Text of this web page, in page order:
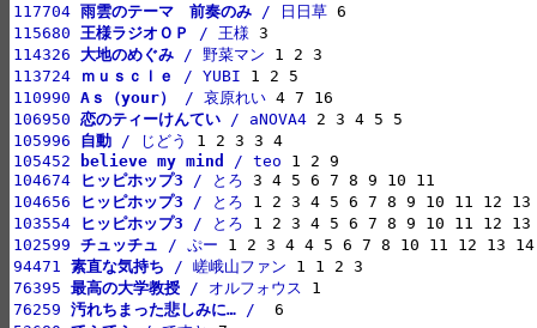
117704 雨雲のテーマ　前奏のみ / 日日草
115680 王様ラジオＯＰ / 王様
114326 大地のめぐみ / 野菜マン
113724
ｍｕｓｃｌｅ / YUBI
110990 Aｓ（your） / 哀原れい
106950 恋のティーけんてい / aNOVA4
105996 自動 / じどう
105452
believe my mind / teo
104674
ヒッピホップ3 / とろ
104656
ヒッピホップ3 / とろ
103554
ヒッピホップ3 / とろ
102599 チュッチュ
/ ぷー
94471 素直な気持ち / 嵯峨山ファン
76395 最高の大学教授 / オルフォウス
76259 汚れちまった悲しみに… /